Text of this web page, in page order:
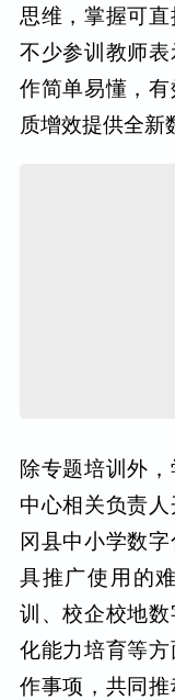
思维，掌握可直
不少参训教师
作简单易懂，
质增效提供全新
除专题培训外
中心相关负责
冈县中小学数
具推广使用的
训、校企校地
化能力培育等
作事项，共同